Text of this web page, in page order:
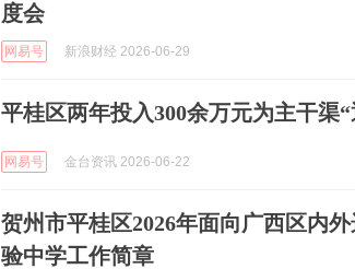
度会
网易号 新浪财经 2026-06-29
平桂区两年投入300余万元为主干渠
网易号 金台资讯 2026-06-22
贺州市平桂区2026年面向广西区内
验中学工作简章